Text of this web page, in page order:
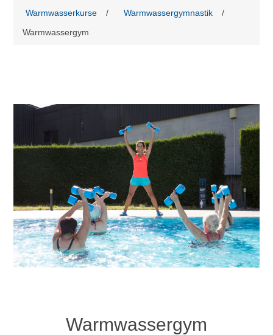
Warmwasserkurse
/ Warmwassergymnastik
/
Warmwassergym
Warmwassergym